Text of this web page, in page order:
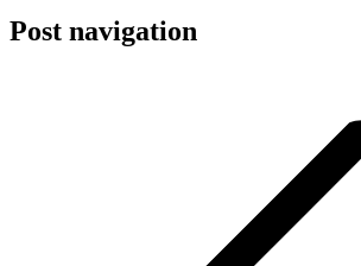
Post navigation